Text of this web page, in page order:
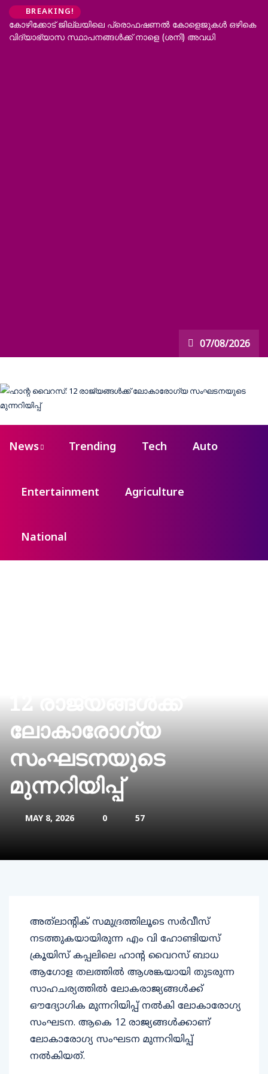
BREAKING!
കോഴിക്കോട് ജില്ലയിലെ പ്രൊഫഷണൽ കോളെജുകൾ ഒഴികെ
വിദ്യാഭ്യാസ സ്ഥാപനങ്ങൾക്ക് നാളെ (ശനി) അവധി
07/08/2026
News Trending Tech Auto
Entertainment Agriculture
National
12 രാജ്യങ്ങള്‍ക്ക്
ലോകാരോഗ്യ
സംഘടനയുടെ
മുന്നറിയിപ്പ്
MAY 8, 2026 0 57
അത്‌ലാന്റിക് സമുദ്രത്തിലൂടെ സര്‍വീസ്
നടത്തുകയായിരുന്ന എം വി ഹോണ്ടിയസ്
ക്രൂയിസ് കപ്പലിലെ ഹാന്റ വൈറസ് ബാധ
ആഗോള തലത്തില്‍ ആശങ്കയായി തുടരുന്ന
സാഹചര്യത്തില്‍ ലോകരാജ്യങ്ങള്‍ക്ക്
ഔദ്യോഗിക മുന്നറിയിപ്പ് നല്‍കി ലോകാരോഗ്യ
സംഘടന. ആകെ 12 രാജ്യങ്ങള്‍ക്കാണ്
ലോകാരോഗ്യ സംഘടന മുന്നറിയിപ്പ്
നല്‍കിയത്.